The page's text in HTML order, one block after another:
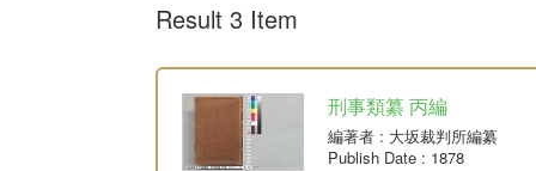
Result 3 Item
刑事類纂 丙編
編著者 : 大坂裁判所編纂
Publish Date : 1878